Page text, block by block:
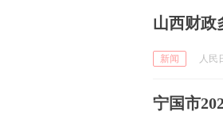
山西财政
新闻 人民
宁国市